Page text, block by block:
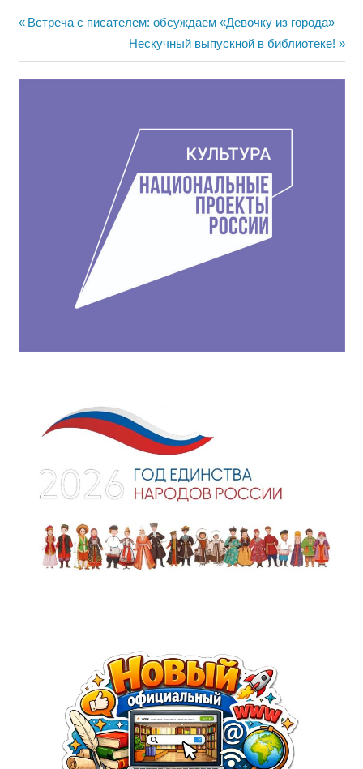
Навигация
по
Предыдущая
Встреча с писателем: обсуждаем «Девочку из города»
Следующая
запись:
Нескучный выпускной в библиотеке!